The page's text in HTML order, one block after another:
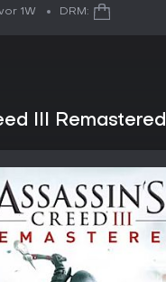
1W DRM:
III Remastered